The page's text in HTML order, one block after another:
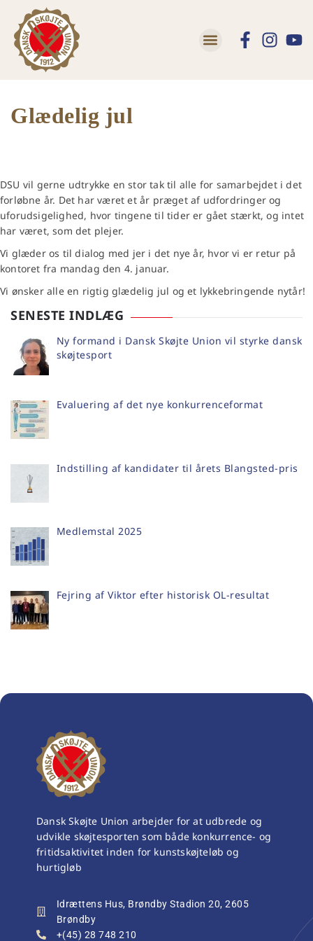
Glædelig jul
DSU vil gerne udtrykke en stor tak til alle for samarbejdet i det
forløbne år. Det har været et år præget af udfordringer og
uforudsigelighed, hvor tingene til tider er gået stærkt, og intet
har været, som det plejer.
Vi glæder os til dialog med jer i det nye år, hvor vi er retur på
kontoret fra mandag den 4. januar.
Vi ønsker alle en rigtig glædelig jul og et lykkebringende nytår!
SENESTE INDLÆG
Ny formand i Dansk Skøjte Union vil styrke dansk
skøjtesport
Evaluering af det nye konkurrenceformat
Indstilling af kandidater til årets Blangsted-pris
Medlemstal 2025
Fejring af Viktor efter historisk OL-resultat
Dansk Skøjte Union arbejder for at udbrede og
udvikle skøjtesporten som både konkurrence- og
fritidsaktivitet inden for kunstskøjteløb og
hurtigløb
Idrættens Hus, Brøndby Stadion 20, 2605
Brøndby
+(45) 28 748 210